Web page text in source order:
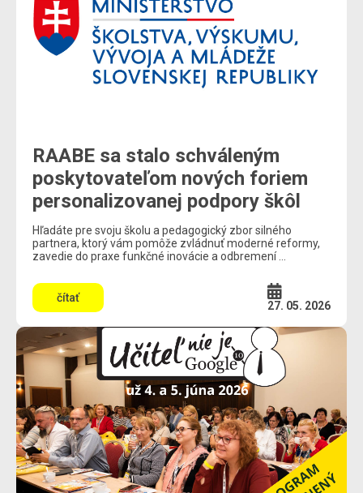
RAABE sa stalo schváleným
poskytovateľom nových foriem
personalizovanej podpory škôl
Hľadáte pre svoju školu a pedagogický zbor silného
partnera, ktorý vám pomôže zvládnuť moderné reformy,
zavedie do praxe funkčné inovácie a odbremení ...
čítať
27. 05. 2026